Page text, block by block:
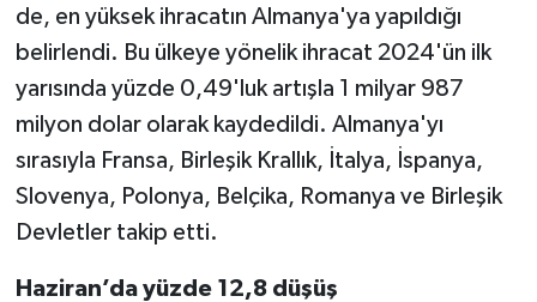
de, en yüksek ihracatın Almanya'ya yapıldığı
belirlendi. Bu ülkeye yönelik ihracat 2024'ün ilk
yarısında yüzde 0,49'luk artışla 1 milyar 987
milyon dolar olarak kaydedildi. Almanya'yı
sırasıyla Fransa, Birleşik Krallık, İtalya, İspanya,
Slovenya, Polonya, Belçika, Romanya ve Birleşik
Devletler takip etti.
Haziran’da yüzde 12,8 düşüş